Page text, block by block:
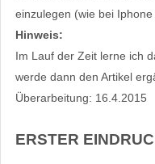
einzulegen (wie bei Iphone
Hinweis:
Im Lauf der Zeit lerne ich
werde dann den Artikel
Überarbeitung: 16.4.2015
ERSTER